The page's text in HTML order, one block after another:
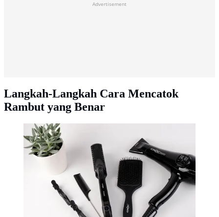
Advertisement
Langkah-Langkah Cara Mencatok
Rambut yang Benar